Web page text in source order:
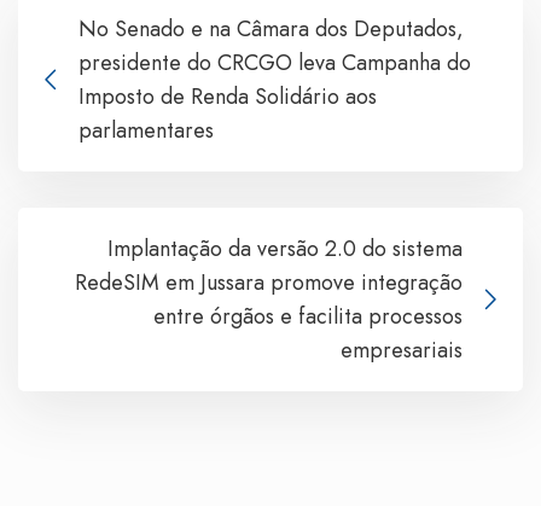
No Senado e na Câmara dos Deputados,
presidente do CRCGO leva Campanha do
Imposto de Renda Solidário aos
parlamentares
Implantação da versão 2.0 do sistema
RedeSIM em Jussara promove integração
entre órgãos e facilita processos
empresariais